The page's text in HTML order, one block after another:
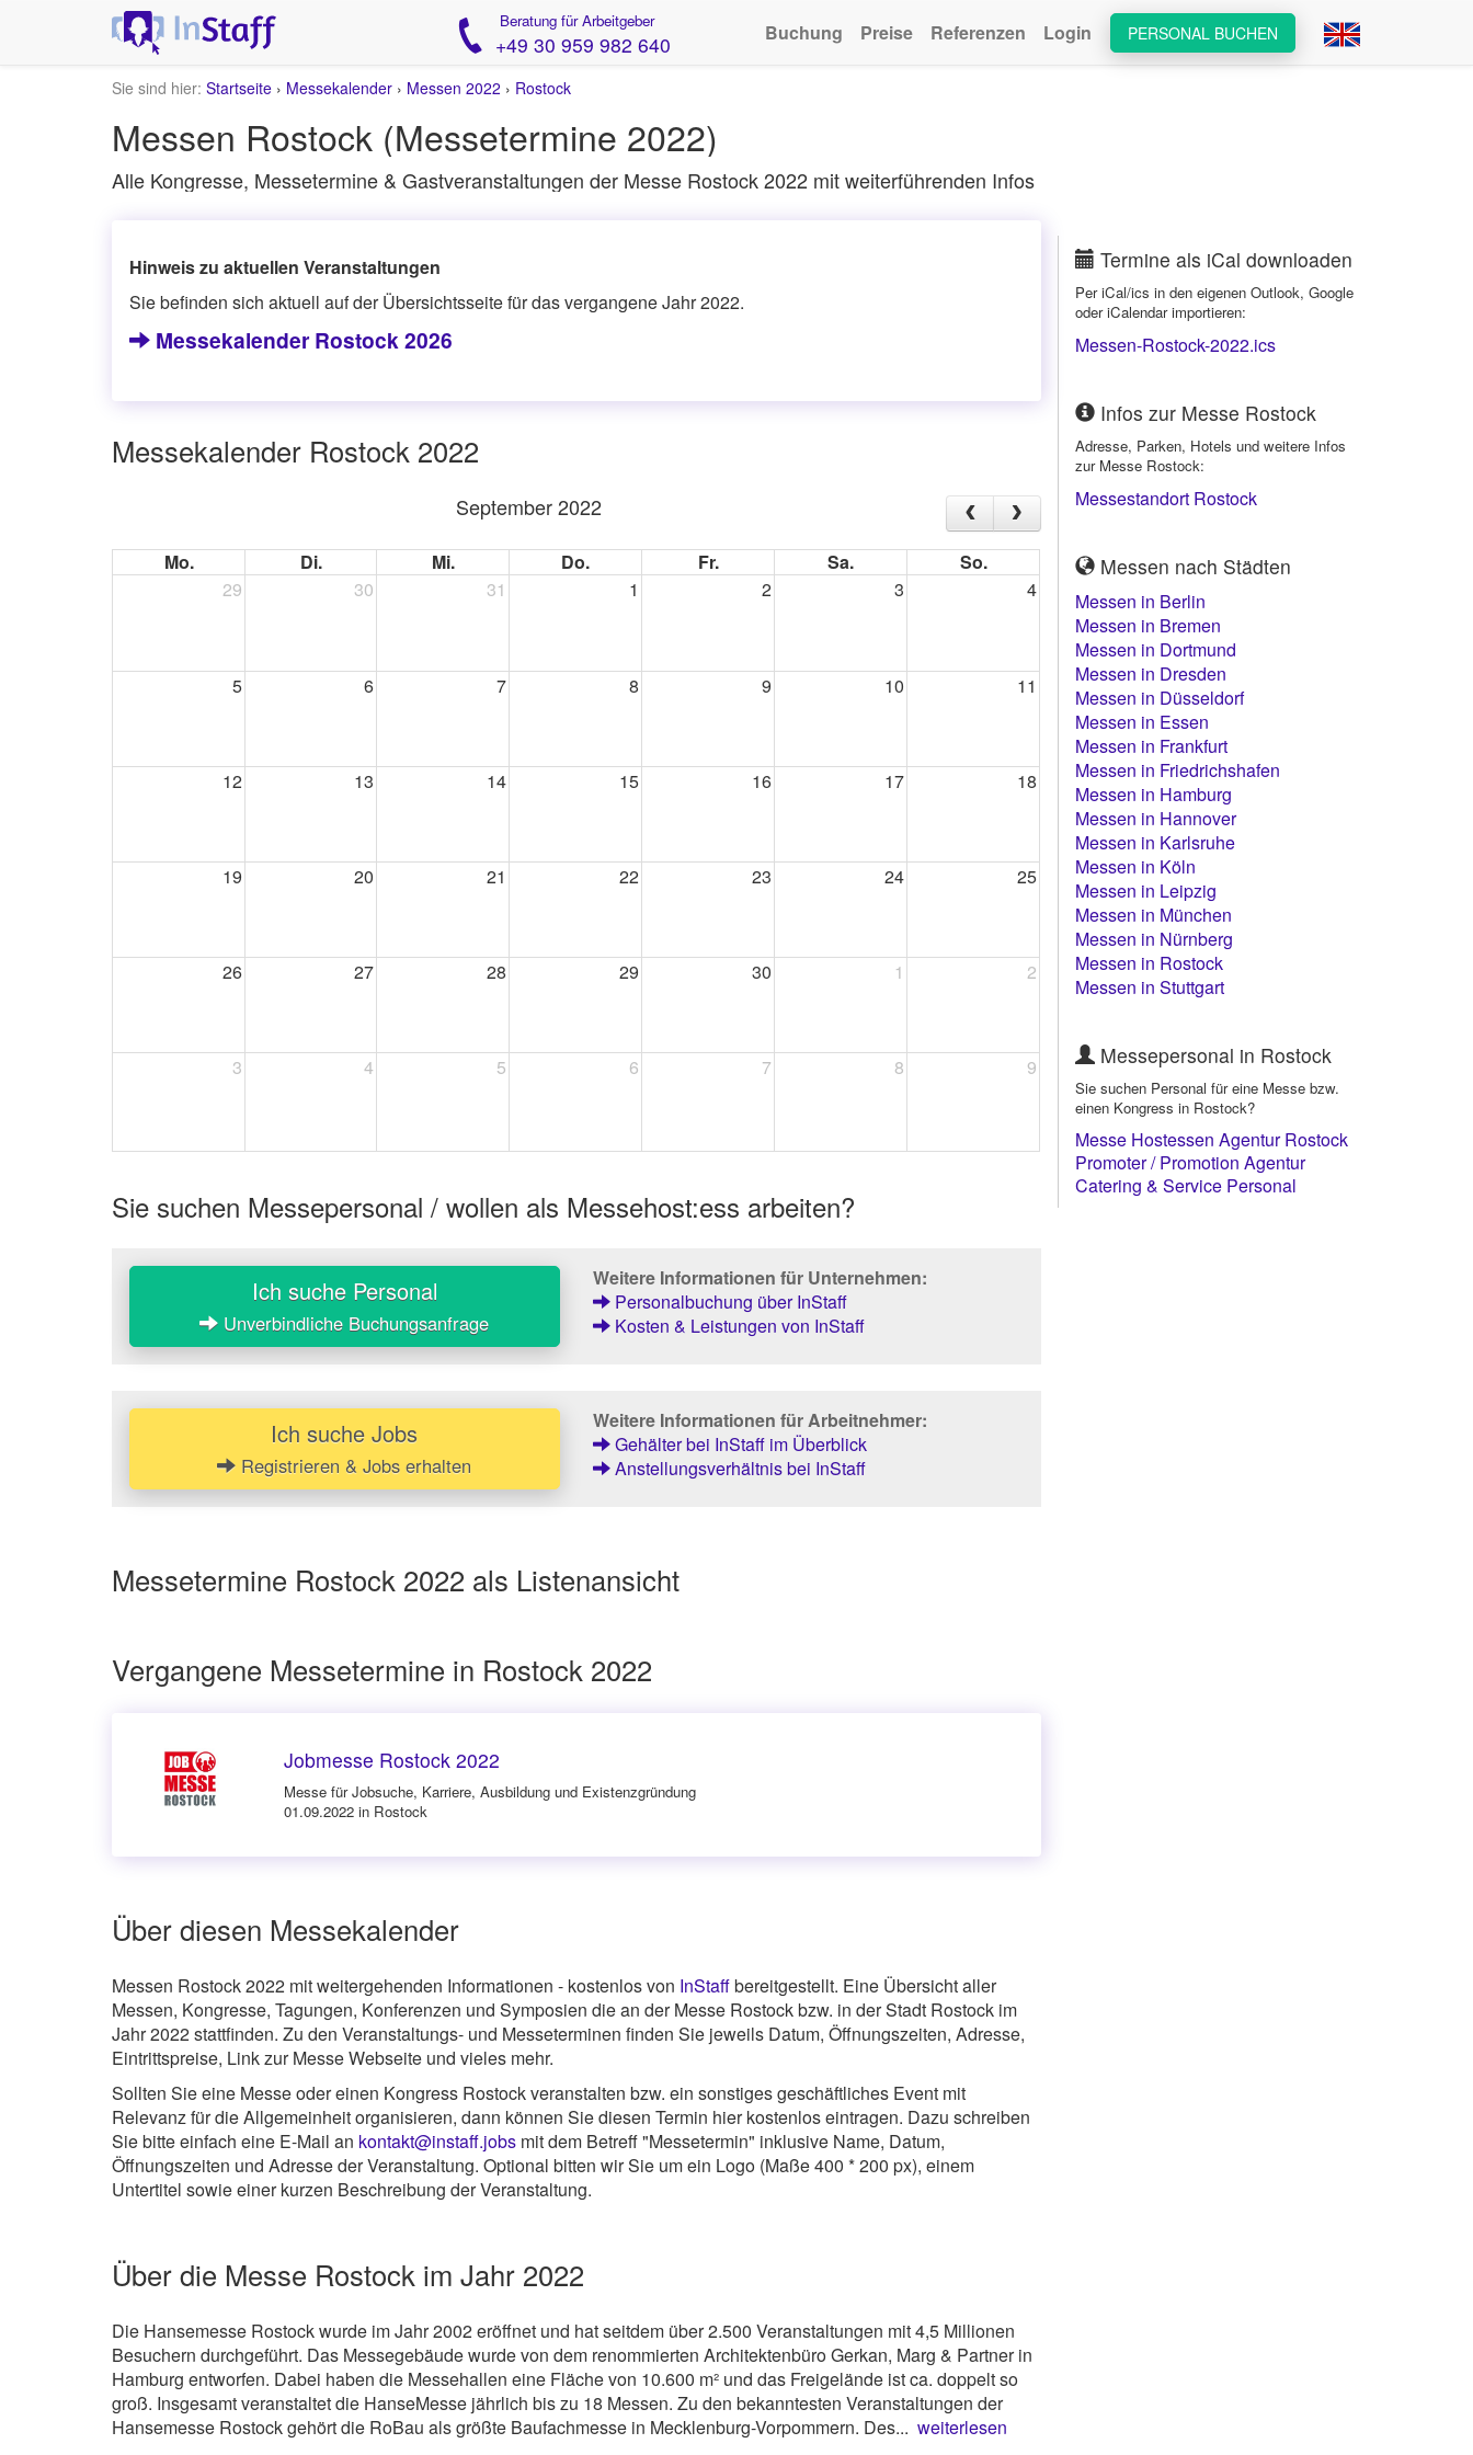
Beratung für Arbeitgeber
+49 30 959 982 640 PERSONAL BUCHEN
Buchung Preise Referenzen Login
Sie sind hier: Startseite › Messekalender › Messen 2022 › Rostock
Messen Rostock (Messetermine 2022)
Alle Kongresse, Messetermine & Gastveranstaltungen der Messe Rostock 2022 mit weiterführenden Infos
Hinweis zu aktuellen Veranstaltungen
Sie befinden sich aktuell auf der Übersichtsseite für das vergangene Jahr 2022.
Messekalender Rostock 2026
Messekalender Rostock 2022
September 2022
Mo. Di. Mi. Do. Fr. Sa.
So.
29
30 31 1 2 3 4
5 6 7 8 9 10 11
12 13 14 15 16 17 18
19 20 21 22 23 24 25
26 27 28 29 30 1 2
3 4 5 6 7 8 9
Sie suchen Messepersonal / wollen als Messehost:ess arbeiten?
Ich suche Personal
Unverbindliche Buchungsanfrage
Weitere Informationen für Unternehmen:
Personalbuchung über InStaff
Kosten & Leistungen von InStaff
Ich suche Jobs
Registrieren & Jobs erhalten
Weitere Informationen für Arbeitnehmer:
Gehälter bei InStaff im Überblick
Anstellungsverhältnis bei InStaff
Messetermine Rostock 2022 als Listenansicht
Vergangene Messetermine in Rostock 2022
Jobmesse Rostock 2022
Messe für Jobsuche, Karriere, Ausbildung und Existenzgründung
01.09.2022 in Rostock
Über diesen Messekalender
Messen Rostock 2022 mit weitergehenden Informationen - kostenlos von InStaffbereitgestellt. Eine Übersicht aller
Messen, Kongresse, Tagungen, Konferenzen und Symposien die an der Messe Rostock bzw. in der Stadt Rostock im
Jahr 2022 stattfinden. Zu den Veranstaltungs- und Messeterminen finden Sie jeweils Datum, Öffnungszeiten, Adresse,
Eintrittspreise, Link zur Messe Webseite und vieles mehr.
Sollten Sie eine Messe oder einen Kongress Rostock veranstalten bzw. ein sonstiges geschäftliches Event mit
Relevanz für die Allgemeinheit organisieren, dann können Sie diesen Termin hier kostenlos eintragen. Dazu schreiben
Sie bitte einfach eine E-Mail an kontakt@instaff.jobs mit dem Betreff "Messetermin" inklusive Name, Datum,
Öffnungszeiten und Adresse der Veranstaltung. Optional bitten wir Sie um ein Logo (Maße 400 * 200 px), einem
Untertitel sowie einer kurzen Beschreibung der Veranstaltung.
Über die Messe Rostock im Jahr 2022
Die Hansemesse Rostock wurde im Jahr 2002 eröffnet und hat seitdem über 2.500 Veranstaltungen mit 4,5 Millionen
Besuchern durchgeführt. Das Messegebäude wurde von dem renommierten Architektenbüro Gerkan, Marg & Partner in
Hamburg entworfen. Dabei haben die Messehallen eine Fläche von 10.600 m² und das Freigelände ist ca. doppelt so
groß. Insgesamt veranstaltet die HanseMesse jährlich bis zu 18 Messen. Zu den bekanntesten Veranstaltungen der
Hansemesse Rostock gehört die RoBau als größte Baufachmesse in Mecklenburg-Vorpommern. Des... weiterlesen
Termine als iCal downloaden
Per iCal/ics in den eigenen Outlook, Google
oder iCalendar importieren:
Messen-Rostock-2022.ics
Infos zur Messe Rostock
Adresse, Parken, Hotels und weitere Infos
zur Messe Rostock:
Messestandort Rostock
Messen nach Städten
Messen in Berlin
Messen in Bremen
Messen in Dortmund
Messen in Dresden
Messen in Düsseldorf
Messen in Essen
Messen in Frankfurt
Messen in Friedrichshafen
Messen in Hamburg
Messen in Hannover
Messen in Karlsruhe
Messen in Köln
Messen in Leipzig
Messen in München
Messen in Nürnberg
Messen in Rostock
Messen in Stuttgart
Messepersonal in Rostock
Sie suchen Personal für eine Messe bzw.
einen Kongress in Rostock?
Messe Hostessen Agentur Rostock
Promoter / Promotion Agentur
Rostock
Catering & Service Personal